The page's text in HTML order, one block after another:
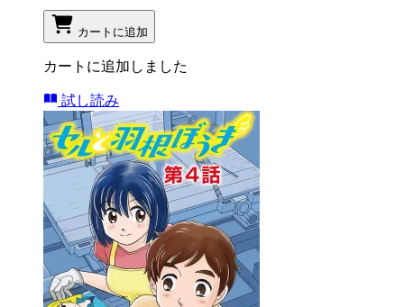
カートに追加
カートに追加しました
試し読み